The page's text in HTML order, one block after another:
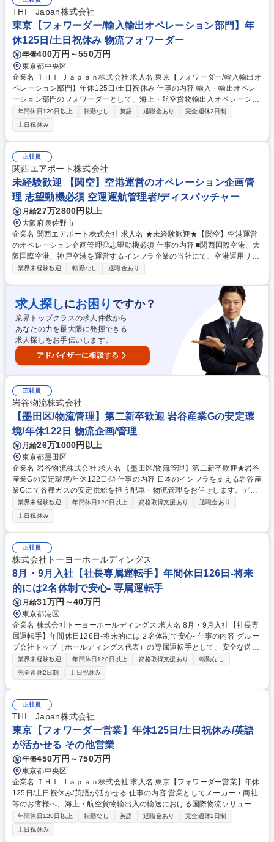
応、契約管理、保険会社との交渉等 募集職種 【外航海運営業】東証上場/
残業30h・在宅勤務可/英語を活かす船舶管理・営業
THI Japan株式会社
東京【フォワーダー/輸入輸出オペレーション部門】年
休125日/土日祝休み 物流フォワーダー
年俸400万円～550万円
東京都中央区
企業名 ＴＨＩ Ｊａｐａｎ株式会社 求人名 東京【フォワーダー/輸入輸出オ
ペレーション部門】年休125日/土日祝休み 仕事の内容 輸入・輸出オペレ
ーション部門のフォワーダーとして、海上・航空貨物輸出入オペレーショ
ン・カスタマーサービス業務を行っていただきます。 【具体的な業務内
容】■海上・航空貨物輸出入の手配 ■海外拠点(T3EX/海外代理店)とのメー
ル/電話等でのやりとり ■輸出入手続書類の作成 ■顧客対応(メール/電話等)
【特徴】分業制ではなく一気通貫で顧客担当/輸出入のうち、輸入が約8割/
海上運送の割合が高い/英語はメールの読み書き中心で会話機会少なめ 当
社では航空輸送、海上輸送を扱っています。それらの詳細な業務内容は備
考欄を参照。 募集職種 東京【フォワーダー/輸入輸出オペレーション部
門】年休125日/土日祝休み
年間休日120日以上 転勤なし 英語 退職金あり
完全週休2日制
土日祝休み
正社員
関西エアポート株式会社
未経験歓迎 【関空】空港運営のオペレーション企画管
理 志望動機必須 空運運航管理者/ディスパッチャー
月給27万2800円以上
大阪府泉佐野市
企業名 関西エアポート株式会社 求人名 ★未経験歓迎★【関空】空港運営
のオペレーション企画管理◎志望動機必須 仕事の内容 ■関西国際空港、大
阪国際空港、神戸空港を運営するインフラ企業の当社にて、空港運用リソ
ースのマネジメント業務(各種調整業務)をメインに、現場のディレクショ
の割当て・調整 ■チェックインカウンターの割当て・調整 ■運航に関わる
情報のリアルタイムでの数値/データ管理 等 ＜キャリアパス＞入社3年目
以降は社内公募制度を利用し、同部署（運用本部）の別のチームに異動し
空港運営の専門性をより高めていただくことや、他部門を含めた様々なキ
ャリアに自身でチャレンジすることも可能です。 募集職種 ★未経験歓迎
★【関空】空港運営のオペレーション企画管理◎志望動機必須
業界未経験歓迎 転勤なし 退職金あり
求人探しにお困り ですか？
業界トップクラスの求人件数から
あなたの力を最大限に発揮できる
求人探しをお手伝いします。
アドバイザーに相談する
正社員
岩谷物流株式会社
【墨田区/物流管理】第二新卒歓迎 岩谷産業Gの安定環
境/年休122日 物流企画/管理
月給26万1000円以上
東京都墨田区
企業名 岩谷物流株式会社 求人名 【墨田区/物流管理】第二新卒歓迎★岩谷
産業Gの安定環境/年休122日◎ 仕事の内容 日本のインフラを支える岩谷産
業Gにて各種ガスの安定供給を担う配車・物流管理をお任せします。デス
クワーク中心で、関係各所との連携がカギとなる重要ポジションです。将
来的なキャリア展開の道もございます。 【業務内容】専用システムでの配
車手配、電話対応、協力会社への安全監査等をお任せします。運転業務は
基本的にありません。【やりがい】内勤メインですが、関係各所との対人
折衝が多く、接客や営業経験等で培った調整力が活きる環境です。【キャ
リアパス】実績やご志向に応じて、将来的にグループリーダーや拠点長、
営業部長等へステップアップする道も開かれています（※将来的に転勤と
なる可能性があります）。 募集職種 【墨田区/物流管理】第二新卒歓迎★
岩谷産業Gの安定環境/年休122日◎
業界未経験歓迎 年間休日120日以上 資格取得支援あり
退職金あり
土日祝休み
正社員
株式会社トーヨーホールディングス
8月・9月入社【社長専属運転手】年間休日126日-将来
的には2名体制で安心- 専属運転手
月給31万円～40万円
東京都港区
企業名 株式会社トーヨーホールディングス 求人名 8月・9月入社【社長専
属運転手】年間休日126日-将来的には２名体制で安心- 仕事の内容 グルー
プ会社トップ（ホールディングス代表）の専属運転手として、安全な送迎
業務をメインにお任せします。先輩ドライバーの育休期間中（約1ヶ月）
は、専任秘書と2人三脚で代表をサポートしていただきます。 【ドライバ
ー業務（メイン）】■代表の移動時における専用車両の運転→都内中心、
月数回の一都三県への移動や、年数回のグループ会社への長距離送迎あり
■運行ルートの確認、渋滞予測、安全運転の徹底■専用車両の管理（洗車、
ガソリン給油、車検・修理対応、タイヤ・オイル交換のスケジュール管理
等）【秘書・総務サポート（空き時間など）】■代表の経費精算、手土産
の選定・購入■所属する総務グループの簡易的な業務の補助 募集職種 8
月・9月入社【社長専属運転手】年間休日126日-将来的には２名体制で安
心-
業界未経験歓迎 年間休日120日以上 資格取得支援あり
転勤なし
完全週休2日制
土日祝休み
正社員
THI Japan株式会社
東京【フォワーダー営業】年休125日/土日祝休み/英語
が活かせる その他営業
年俸450万円～750万円
東京都中央区
企業名 ＴＨＩ Ｊａｐａｎ株式会社 求人名 東京【フォワーダー営業】年休
125日/土日祝休み/英語が活かせる 仕事の内容 営業としてメーカー・商社
等のお客様へ、海上・航空貨物輸出入の輸送における国際物流ソリューシ
ョンを行います。現在輸出入されている商品のトレンド等をリサーチし、
周辺企業へアプローチ、新規開拓を行います。 【詳細】■新規顧客開拓、
顧客紹介を通じた営業、既存顧客メンテナンス、見積書作成 ■新規顧客・
年間休日120日以上 転勤なし 英語 退職金あり
完全週休2日制
土日祝休み